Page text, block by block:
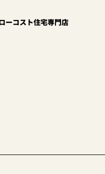
ーコスト住宅専門店